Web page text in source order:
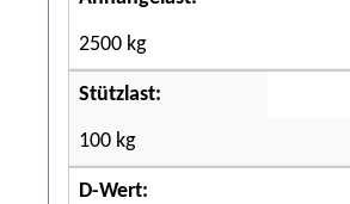
2500 kg
Stützlast:
100 kg
D-Wert: